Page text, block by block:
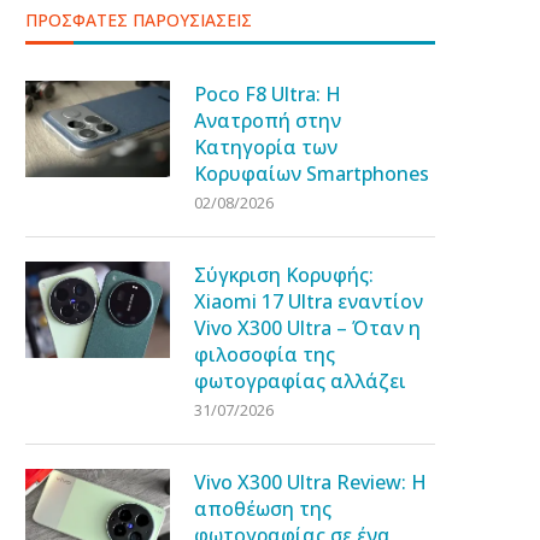
ΠΡΟΣΦΑΤΕΣ ΠΑΡΟΥΣΙΑΣΕΙΣ
Poco F8 Ultra: Η
Ανατροπή στην
Κατηγορία των
Κορυφαίων Smartphones
02/08/2026
Σύγκριση Κορυφής:
Xiaomi 17 Ultra εναντίον
Vivo X300 Ultra – Όταν η
φιλοσοφία της
φωτογραφίας αλλάζει
31/07/2026
Vivo X300 Ultra Review: Η
αποθέωση της